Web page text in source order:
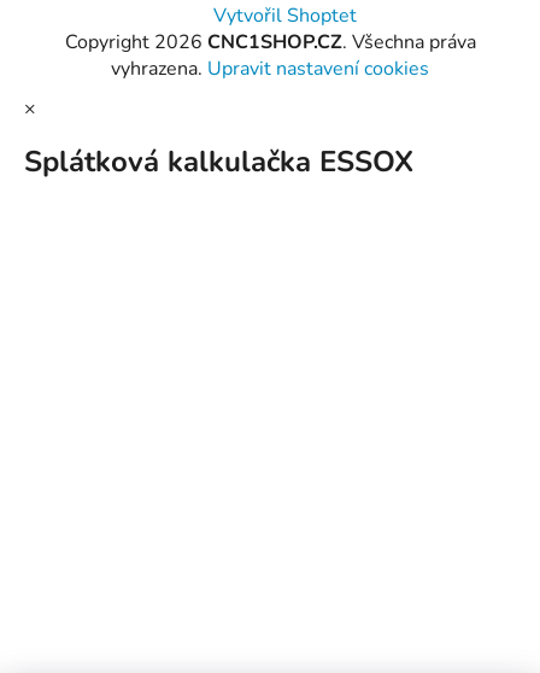
Vytvořil Shoptet
Copyright 2026 CNC1SHOP.CZ. Všechna práva
vyhrazena. Upravit nastavení cookies
×
Splátková kalkulačka ESSOX